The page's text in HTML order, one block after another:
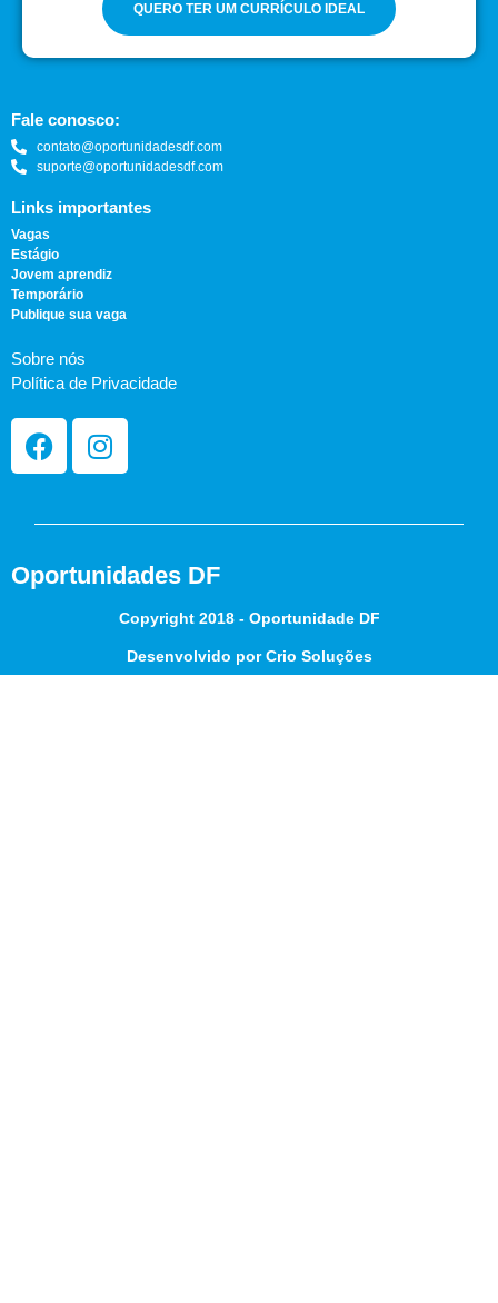
QUERO TER UM CURRÍCULO IDEAL
Fale conosco:
contato@oportunidadesdf.com
suporte@oportunidadesdf.com
Links importantes
Vagas
Estágio
Jovem aprendiz
Temporário
Publique sua vaga
Sobre nós
Política de Privacidade
Oportunidades DF
Copyright 2018 - Oportunidade DF
Desenvolvido por Crio Soluções